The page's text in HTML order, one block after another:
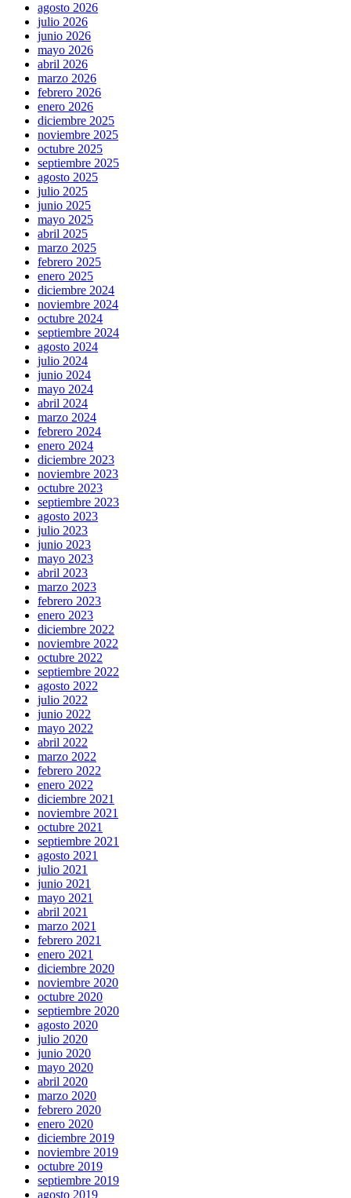
agosto 2026
julio 2026
junio 2026
mayo 2026
abril 2026
marzo 2026
febrero 2026
enero 2026
diciembre 2025
noviembre 2025
octubre 2025
septiembre 2025
agosto 2025
julio 2025
junio 2025
mayo 2025
abril 2025
marzo 2025
febrero 2025
enero 2025
diciembre 2024
noviembre 2024
octubre 2024
septiembre 2024
agosto 2024
julio 2024
junio 2024
mayo 2024
abril 2024
marzo 2024
febrero 2024
enero 2024
diciembre 2023
noviembre 2023
octubre 2023
septiembre 2023
agosto 2023
julio 2023
junio 2023
mayo 2023
abril 2023
marzo 2023
febrero 2023
enero 2023
diciembre 2022
noviembre 2022
octubre 2022
septiembre 2022
agosto 2022
julio 2022
junio 2022
mayo 2022
abril 2022
marzo 2022
febrero 2022
enero 2022
diciembre 2021
noviembre 2021
octubre 2021
septiembre 2021
agosto 2021
julio 2021
junio 2021
mayo 2021
abril 2021
marzo 2021
febrero 2021
enero 2021
diciembre 2020
noviembre 2020
octubre 2020
septiembre 2020
agosto 2020
julio 2020
junio 2020
mayo 2020
abril 2020
marzo 2020
febrero 2020
enero 2020
diciembre 2019
noviembre 2019
octubre 2019
septiembre 2019
agosto 2019